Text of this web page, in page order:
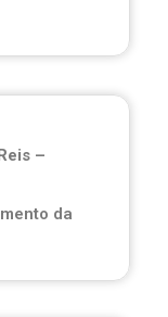
–
da